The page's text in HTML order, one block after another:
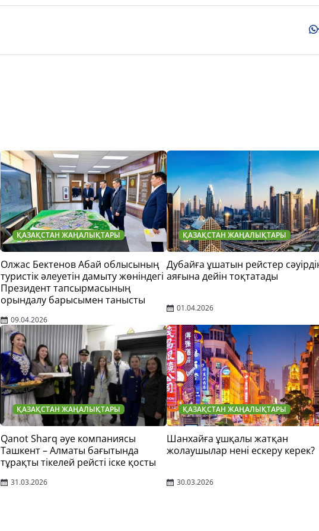
ҚАЗАҚСТАН ЖАҢАЛЫҚТАРЫ
Олжас Бектенов Абай облысының
туристік әлеуетін дамыту жөніндегі
Президент тапсырмасының
орындалу барысымен танысты
09.04.2026
ҚАЗАҚСТАН ЖАҢАЛЫҚТАРЫ
Дубайға ұшатын рейстер
аяғына дейін тоқтатады
01.04.2026
ҚАЗАҚСТАН ЖАҢАЛЫҚТАРЫ
Qanot Sharq әуе компаниясы
Ташкент – Алматы бағытында
тұрақты тікелей рейсті іске қосты
31.03.2026
ҚАЗАҚСТАН ЖАҢАЛЫҚТАРЫ
Шанхайға ұшқалы жатқан
жолаушылар нені ескеру керек?
30.03.2026